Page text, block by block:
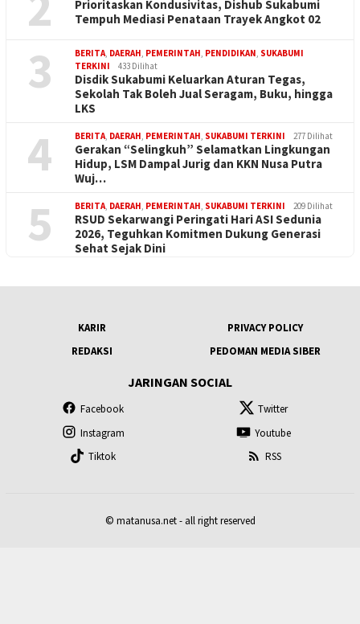
Prioritaskan Kondusivitas, Dishub Sukabumi
Tempuh Mediasi Penataan Trayek Angkot 02
3 BERITA DAERAH PEMERINTAH PENDIDIKAN SUKABUMI
TERKINI
433 Dilihat
Disdik Sukabumi Keluarkan Aturan Tegas,
Sekolah Tak Boleh Jual Seragam, Buku, hingga
LKS
4 BERITA DAERAH PEMERINTAH SUKABUMI TERKINI 277 Dilihat
Gerakan “Selingkuh” Selamatkan Lingkungan
Hidup, LSM Dampal Jurig dan KKN Nusa Putra
Wuj…
5 BERITA DAERAH PEMERINTAH SUKABUMI TERKINI 209 Dilihat
RSUD Sekarwangi Peringati Hari ASI Sedunia
2026, Teguhkan Komitmen Dukung Generasi
Sehat Sejak Dini
KARIR
PRIVACY POLICY
REDAKSI
PEDOMAN MEDIA SIBER
JARINGAN SOCIAL
Facebook
Twitter
Instagram
Youtube
Tiktok
RSS
© matanusa.net - all right reserved